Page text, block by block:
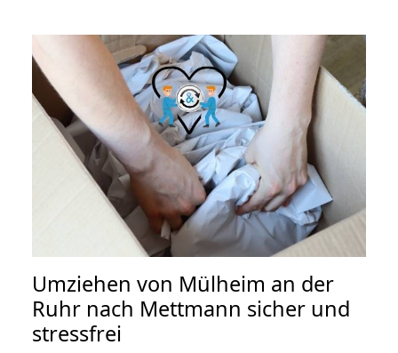
Umziehen von Mülheim an der
Ruhr nach Mettmann sicher und
stressfrei